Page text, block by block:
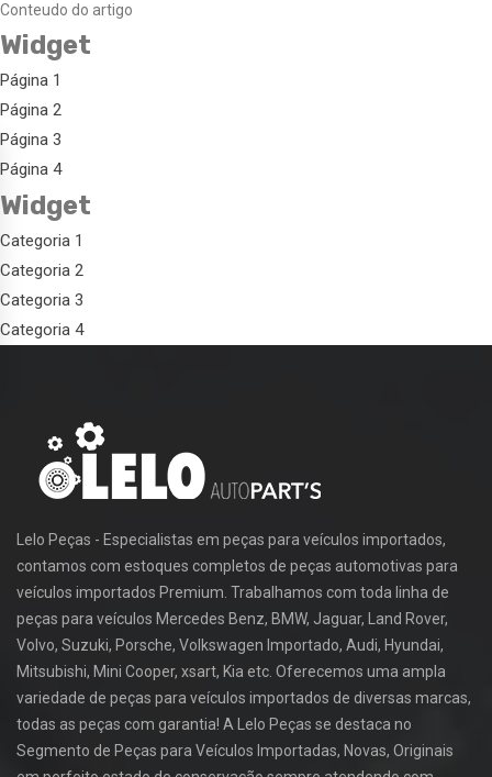
Conteudo do artigo
Widget
Página 1
Página 2
Página 3
Página 4
Widget
Categoria 1
Categoria 2
Categoria 3
Categoria 4
Lelo Peças - Especialistas em peças para veículos importados,
contamos com estoques completos de peças automotivas para
veículos importados Premium. Trabalhamos com toda linha de
peças para veículos Mercedes Benz, BMW, Jaguar, Land Rover,
Volvo, Suzuki, Porsche, Volkswagen Importado, Audi, Hyundai,
Mitsubishi, Mini Cooper, xsart, Kia etc. Oferecemos uma ampla
variedade de peças para veículos importados de diversas marcas,
todas as peças com garantia! A Lelo Peças se destaca no
Segmento de Peças para Veículos Importadas, Novas, Originais